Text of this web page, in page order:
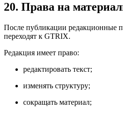
20. Права на
После публикации редакционные
переходят к GTRIX.
Редакция имеет право:
редактировать текст;
изменять структуру;
сокращать материал;